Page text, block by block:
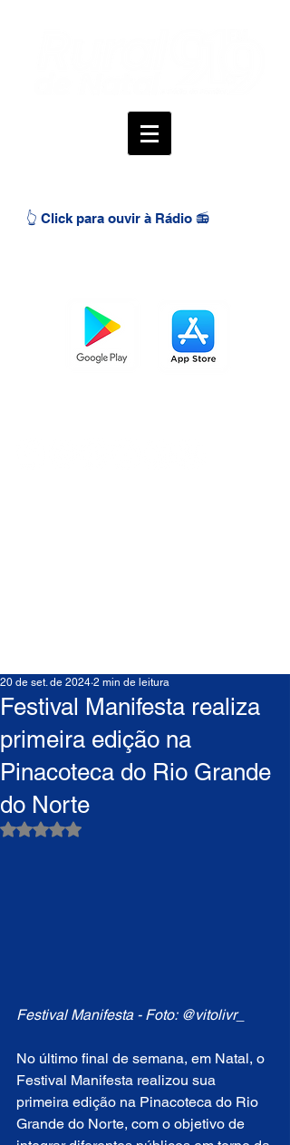
👆 Click para ouvir à Rádio 📻
Festival Manifesta realiza
primeira edição na
Pinacoteca do Rio Grande
do Norte
20 de set. de 2024 2 min de leitura
Avaliado com NaN de 5 estrelas.
Festival Manifesta - Foto: @vitolivr_
No último final de semana, em Natal, o
Festival Manifesta realizou sua
primeira edição na Pinacoteca do Rio
Grande do Norte, com o objetivo de